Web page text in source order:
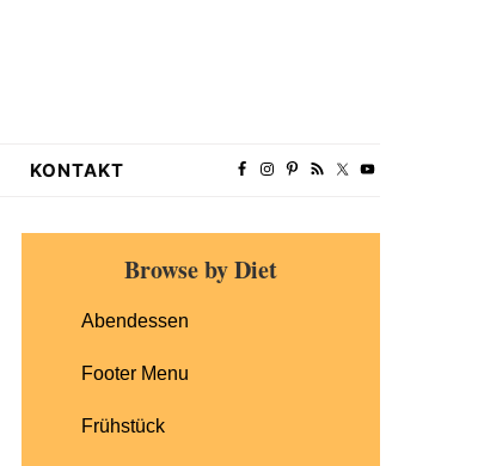
KONTAKT
Primary
SidebarBrowse by Diet
Abendessen
Footer Menu
Frühstück